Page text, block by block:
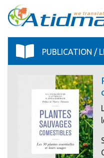
PUBLICATION /